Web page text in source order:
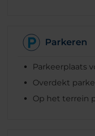
Parkeren
Parkeerplaats
Overdekt
Op het terrein